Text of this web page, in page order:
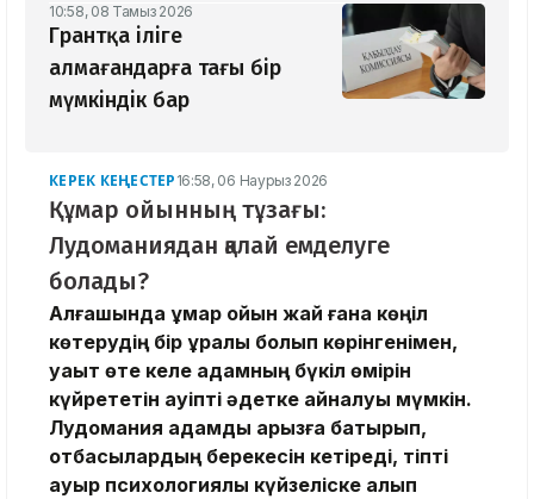
10:58, 08 Тамыз 2026
Грантқа іліге
алмағандарға тағы бір
мүмкіндік бар
КЕРЕК КЕҢЕСТЕР 16:58, 06 Наурыз 2026
Құмар ойынның тұзағы:
Лудоманиядан қалай емделуге
болады?
Алғашында құмар ойын жай ғана көңіл
көтерудің бір құралы болып көрінгенімен,
уақыт өте келе адамның бүкіл өмірін
күйрететін қауіпті әдетке айналуы мүмкін.
Лудомания адамды қарызға батырып,
отбасылардың берекесін кетіреді, тіпті
ауыр психологиялық күйзеліске алып